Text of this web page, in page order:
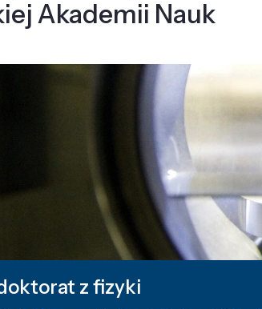
Akademii Nauk
z fizyki